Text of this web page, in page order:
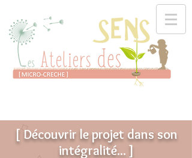
[ Découvrir le projet dans son
intégralité... ]